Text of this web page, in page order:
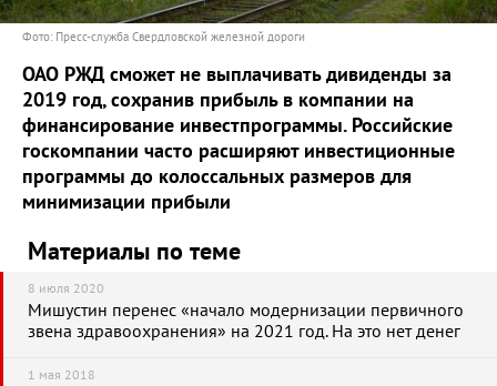
Фото: Пресс-служба Свердловской железной дороги
ОАО РЖД сможет не выплачивать дивиденды за
2019 год, сохранив прибыль в компании на
финансирование инвестпрограммы. Российские
госкомпании часто расширяют инвестиционные
программы до колоссальных размеров для
минимизации прибыли
Материалы по теме
8 июля 2020
Мишустин перенес «начало модернизации первичного
звена здравоохранения» на 2021 год. На это нет денег
1 мая 2018